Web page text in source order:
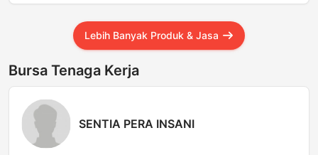
Lebih Banyak Produk & Jasa
Bursa Tenaga Kerja
SENTIA PERA INSANI